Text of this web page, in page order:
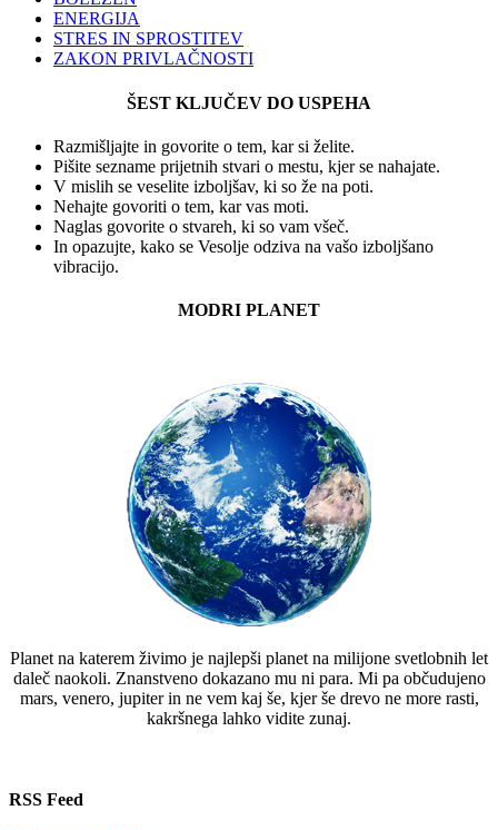
ENERGIJA
STRES IN SPROSTITEV
ZAKON PRIVLAČNOSTI
ŠEST KLJUČEV DO USPEHA
Razmišljajte in govorite o tem, kar si želite.
Pišite sezname prijetnih stvari o mestu, kjer se nahajate.
V mislih se veselite izboljšav, ki so že na poti.
Nehajte govoriti o tem, kar vas moti.
Naglas govorite o stvareh, ki so vam všeč.
In opazujte, kako se Vesolje odziva na vašo izboljšano
vibracijo.
MODRI PLANET
Planet na katerem živimo je najlepši planet na milijone svetlobnih let
daleč naokoli. Znanstveno dokazano mu ni para. Mi pa občudujeno
mars, venero, jupiter in ne vem kaj še, kjer še drevo ne more rasti,
kakršnega lahko vidite zunaj.
RSS Feed